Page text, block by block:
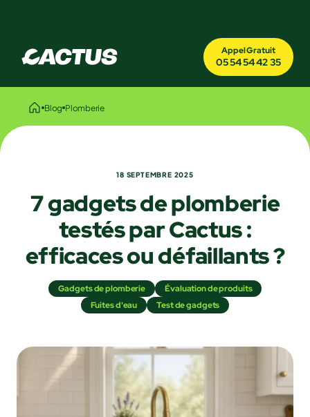
Appel Gratuit
05 54 54 42 35
Blog Plomberie
18 SEPTEMBRE 2025
7 gadgets de plomberie
testés par Cactus :
efficaces ou défaillants ?
Gadgets de plomberie
Évaluation de produits
Fuites d'eau
Test de gadgets